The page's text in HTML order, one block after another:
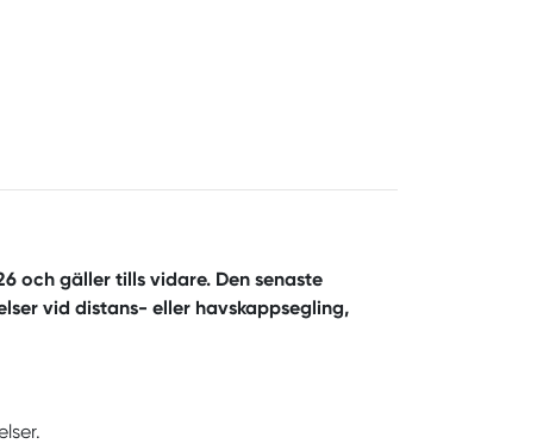
och gäller tills vidare. Den senaste
vid distans- eller havskappsegling,